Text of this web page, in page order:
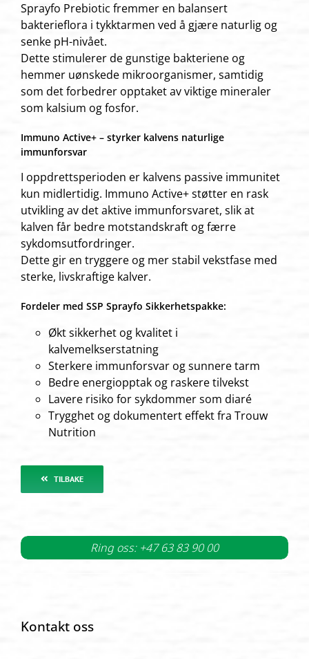
Sprayfo Prebiotic fremmer en balansert
bakterieflora i tykktarmen ved å gjære naturlig og
senke pH-nivået.
Dette stimulerer de gunstige bakteriene og
hemmer uønskede mikroorganismer, samtidig
som det forbedrer opptaket av viktige mineraler
som kalsium og fosfor.
Immuno Active+ – styrker kalvens naturlige
immunforsvar
I oppdrettsperioden er kalvens passive immunitet
kun midlertidig. Immuno Active+ støtter en rask
utvikling av det aktive immunforsvaret, slik at
kalven får bedre motstandskraft og færre
sykdomsutfordringer.
Dette gir en tryggere og mer stabil vekstfase med
sterke, livskraftige kalver.
Fordeler med SSP Sprayfo Sikkerhetspakke:
Økt sikkerhet og kvalitet i
kalvemelkserstatning
Sterkere immunforsvar og sunnere tarm
Bedre energiopptak og raskere tilvekst
Lavere risiko for sykdommer som diaré
Trygghet og dokumentert effekt fra Trouw
Nutrition
TILBAKE
Ring oss: +47 63 83 90 00
Kontakt oss